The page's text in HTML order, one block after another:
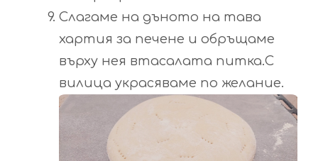
Слагаме на дъното на тава
хартия за печене и обръщаме
върху нея втасалата питка.С
вилица украсяваме по желание.